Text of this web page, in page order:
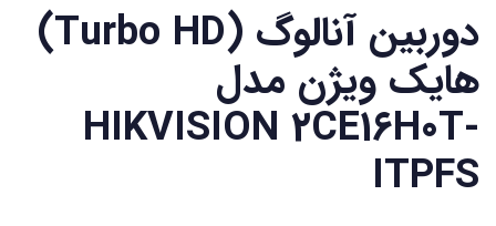
دوربین آنالوگ (Turbo HD)
هایک ویژن مدل
HIKVISION 2CE16H0T-
ITPFS